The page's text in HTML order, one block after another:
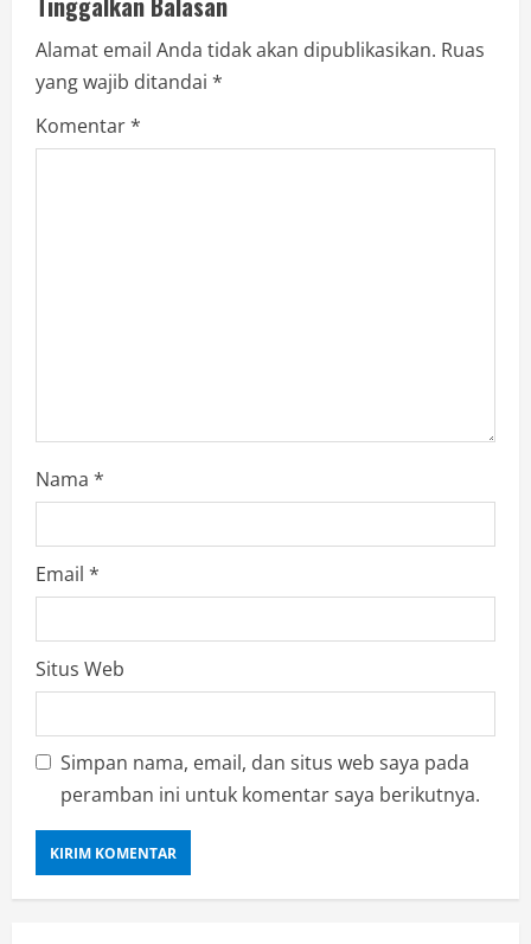
Alamat email Anda tidak akan dipublikasikan. Ruas
yang wajib ditandai *
Komentar*
Nama *
Email *
Situs Web
Simpan nama, email, dan situs web saya pada
peramban ini untuk komentar saya berikutnya.